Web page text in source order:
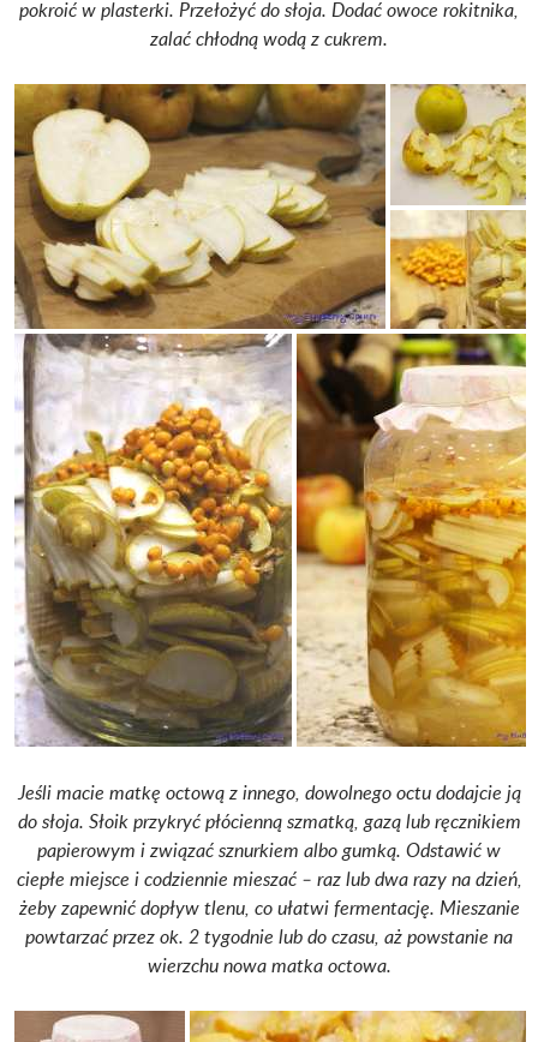
pokroić w plasterki. Przełożyć do słoja. Dodać owoce rokitnika,
zalać chłodną wodą z cukrem.
Jeśli macie matkę octową z innego, dowolnego octu dodajcie ją
do słoja. Słoik przykryć płócienną szmatką, gazą lub ręcznikiem
papierowym i związać sznurkiem albo gumką. Odstawić w
ciepłe miejsce i codziennie mieszać – raz lub dwa razy na dzień,
żeby zapewnić dopływ tlenu, co ułatwi fermentację. Mieszanie
powtarzać przez ok. 2 tygodnie lub do czasu, aż powstanie na
wierzchu nowa matka octowa.